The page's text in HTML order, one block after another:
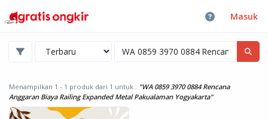
Masuk
Menampilkan 1 - 1 produk dari 1 untuk : "WA 0859 3970 0884 Rencana
Anggaran Biaya Railing Expanded Metal Pakualaman Yogyakarta"